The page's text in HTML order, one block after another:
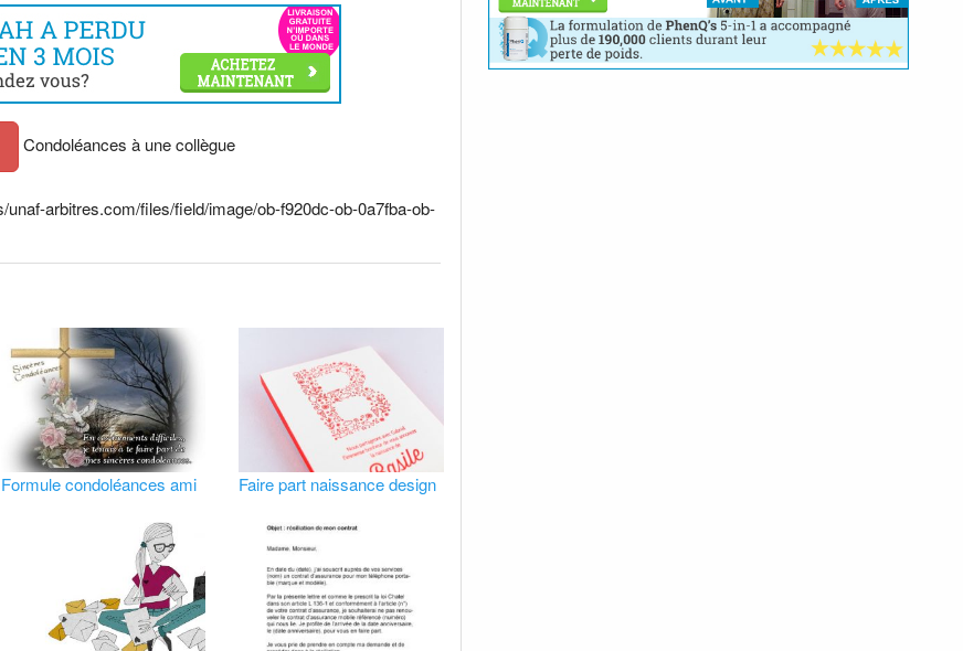
Condoléances à une collègue
arbitres.com/files/field/image/ob-f920dc-ob-0a7fba-ob-
Formule condoléances ami Faire part naissance design